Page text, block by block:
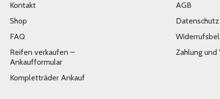
Kontakt
Shop
FAQ
Reifen verkaufen –
Ankaufformular
Kompletträder Ankauf
AGB
Datenschutz
Zahlung und